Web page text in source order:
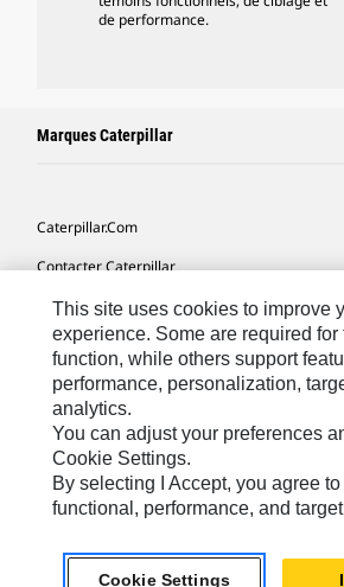
de performance.
Marques Caterpillar
Caterpillar.com
Contacter Caterpillar
Mes Préférences Marketing
Plan Du Site
Cookie Settings
Légales
Confidentialité
North America - French© 2026 Caterpillar.
This site uses cookies to improve
experience. Some are required for
function, while others support
performance, personalization,
analytics.
You can adjust your preferences
Cookie Settings.
By selecting I Accept, you agree
functional, performance, and
Cookie Settings